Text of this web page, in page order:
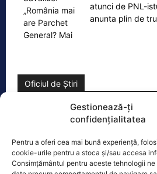
Gestionează-ți
confidențialitatea
Pentru a oferi cea mai bună experiență,
cookie-urile pentru a stoca și/sau accesa
Consimțământul pentru aceste tehnologii
atunci de PNL-
anunta plin de
Oficiul de Știri
Cât costă asigurarea de sănătate
Persoanele fără
în 2026 de
de sănătate